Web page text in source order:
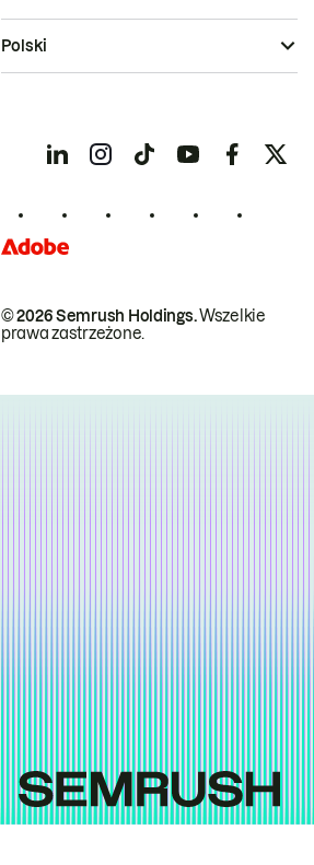
© 2026 Semrush Holdings.Wszelkie
prawa zastrzeżone.
Polski